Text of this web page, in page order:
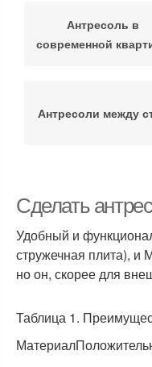
Антресоль в
современной
Антресоли между
Сделать
Удобный и
стружечная плита), и
но он, скорее для
Таблица 1.